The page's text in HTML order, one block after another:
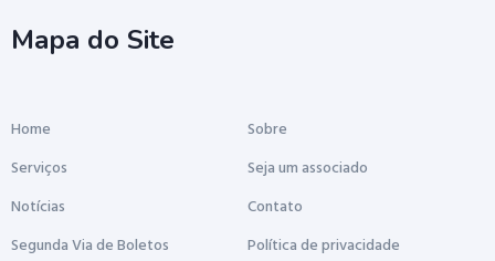
Mapa do Site
Home
Sobre
Serviços
Seja um associado
Notícias
Contato
Segunda Via de Boletos
Política de privacidade